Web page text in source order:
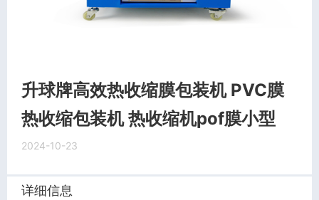
升球牌高效热收缩膜包装机 PVC膜
热收缩包装机 热收缩机pof膜小型
2024-10-23
详细信息